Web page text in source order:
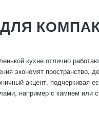
кухне отлично
экономят пространство,
акцент, подчеркивая
например с камнем или